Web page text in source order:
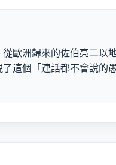
洲歸來的佐伯亮二以
這個「連話都不會說的